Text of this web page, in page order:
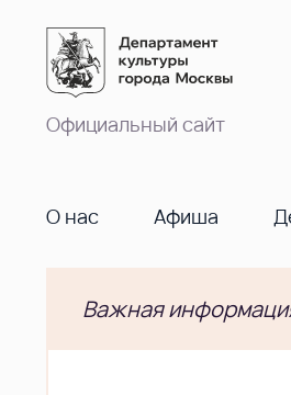
Официальный сайт
О нас Афиша
Важная